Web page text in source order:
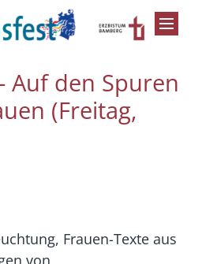
Auf den Spuren
(Freitag,
Frauen-Texte aus
von